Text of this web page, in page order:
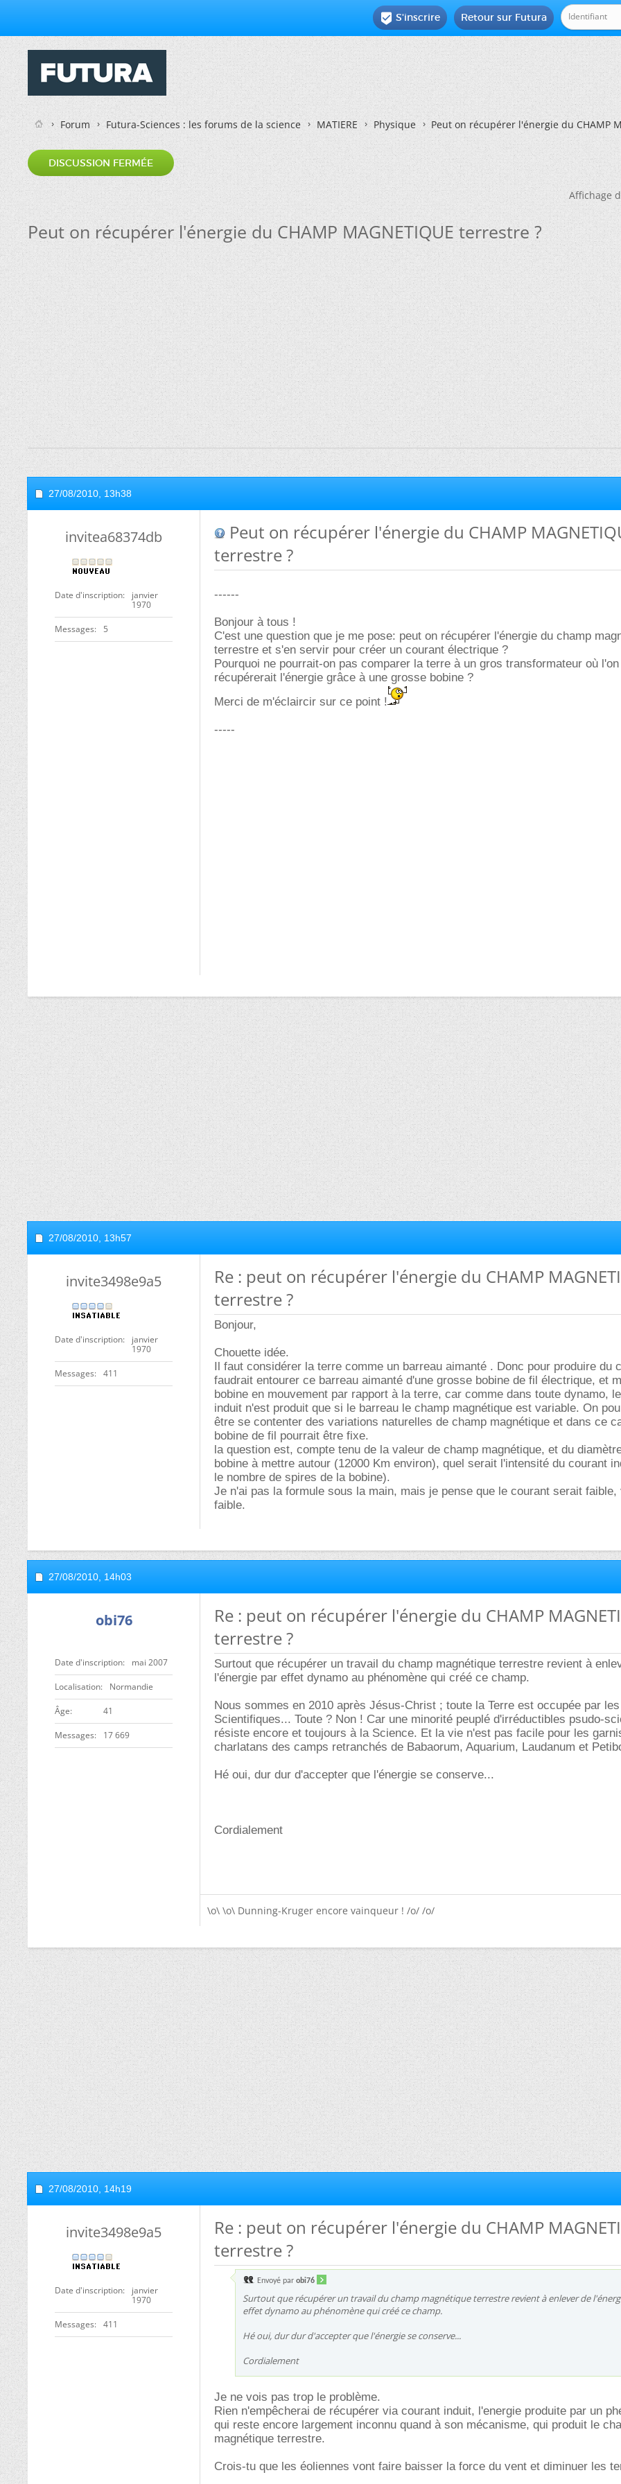
Retour sur Futura
 S'inscrire
Forum Futura-Sciences : les forums de la science MATIERE Physique Peut on récupérer l'énergie du CHAMP
DISCUSSION FERMÉE
Affichage
Peut on récupérer l'énergie du CHAMP MAGNETIQUE terrestre ?
27/08/2010, 13h38
invitea68374db
Date d'inscription
janvier
1970
Messages 5
Peut on récupérer l'énergie du CHAMP
terrestre ?
------
Bonjour à tous !
C'est une question que je me pose: peut on récupérer l'énergie du champ
terrestre et s'en servir pour créer un courant électrique ?
Pourquoi ne pourrait-on pas comparer la terre à un gros transformateur où l'on
récupérerait l'énergie grâce à une grosse bobine ?
Merci de m'éclaircir sur ce point !
-----
27/08/2010, 13h57
invite3498e9a5
Date d'inscription
janvier
1970
Messages 411
Re : peut on récupérer l'énergie du CHAMP
terrestre ?
Bonjour,
Chouette idée.
Il faut considérer la terre comme un barreau aimanté . Donc pour produire du
faudrait entourer ce barreau aimanté d'une grosse bobine de fil électrique, et
bobine en mouvement par rapport à la terre, car comme dans toute dynamo,
induit n'est produit que si le barreau le champ magnétique est variable. On
être se contenter des variations naturelles de champ magnétique et dans ce
bobine de fil pourrait être fixe.
la question est, compte tenu de la valeur de champ magnétique, et du
bobine à mettre autour (12000 Km environ), quel serait l'intensité du courant
le nombre de spires de la bobine).
Je n'ai pas la formule sous la main, mais je pense que le courant serait
faible.
27/08/2010, 14h03
obi76
Date d'inscription mai 2007
Localisation Normandie
ge 41
Messages 17 669
Re : peut on récupérer l'énergie du CHAMP
terrestre ?
Surtout que récupérer un travail du champ magnétique terrestre revient à
l'énergie par effet dynamo au phénomène qui créé ce champ.
Nous sommes en 2010 après Jésus-Christ ; toute la Terre est occupée par les
Scientifiques... Toute ? Non ! Car une minorité peuplé d'irréductibles psudo-
résiste encore et toujours à la Science. Et la vie n'est pas facile pour les
charlatans des camps retranchés de Babaorum, Aquarium, Laudanum et
Hé oui, dur dur d'accepter que l'énergie se conserve...
Cordialement
\o\ \o\ Dunning-Kruger encore vainqueur ! /o/ /o/
27/08/2010, 14h19
invite3498e9a5
Date d'inscription
janvier
1970
Messages 411
Re : peut on récupérer l'énergie du CHAMP
terrestre ?
Envoyé par obi76
Surtout que récupérer un travail du champ magnétique terrestre revient à enlever de
effet dynamo au phénomène qui créé ce champ.
Hé oui, dur dur d'accepter que l'énergie se conserve...
Cordialement
Je ne vois pas trop le problème.
Rien n'empêcherai de récupérer via courant induit, l'energie produite par un
qui reste encore largement inconnu quand à son mécanisme, qui produit le
magnétique terrestre.
Crois-tu que les éoliennes vont faire baisser la force du vent et diminuer les